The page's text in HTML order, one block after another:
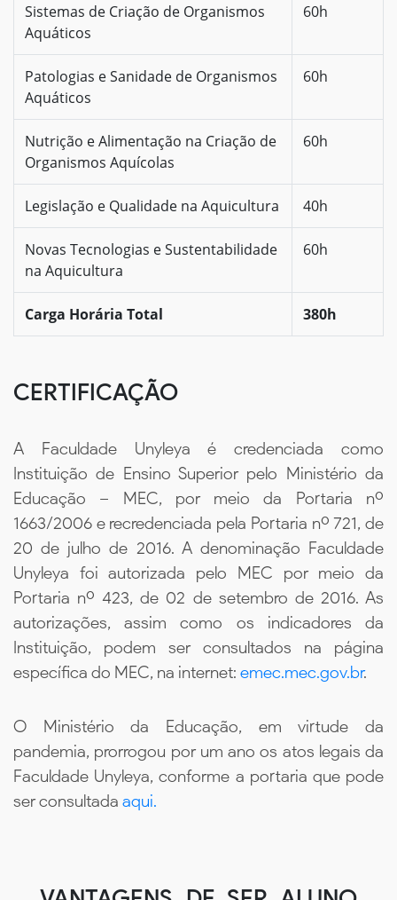
Sistemas de Criação de Organismos
Aquáticos
60h
Patologias e Sanidade de Organismos
Aquáticos
60h
Nutrição e Alimentação na Criação de
Organismos Aquícolas
60h
Legislação e Qualidade na Aquicultura 40h
Novas Tecnologias e Sustentabilidade
na Aquicultura
60h
Carga Horária Total 380h
CERTIFICAÇÃO
A Faculdade Unyleya é credenciada como
Instituição de Ensino Superior pelo Ministério da
Educação – MEC, por meio da Portaria nº
1663/2006 e recredenciada pela Portaria nº 721, de
20 de julho de 2016. A denominação Faculdade
Unyleya foi autorizada pelo MEC por meio da
Portaria nº 423, de 02 de setembro de 2016. As
autorizações, assim como os indicadores da
Instituição, podem ser consultados na página
específica do MEC, na internet: emec.mec.gov.br.
O Ministério da Educação, em virtude da
pandemia, prorrogou por um ano os atos legais da
Faculdade Unyleya, conforme a portaria que pode
ser consultada aqui.